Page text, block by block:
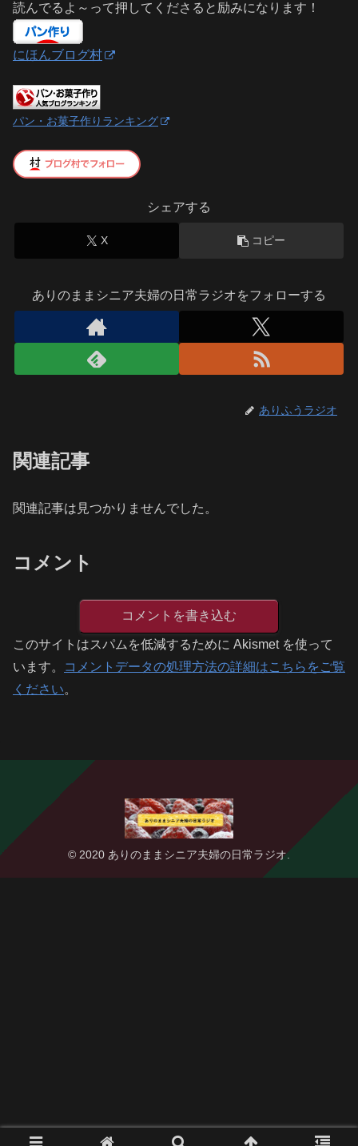
読んでるよ～って押してくださると励みになります！
にほんブログ村
パン・お菓子作りランキング
シェアする
X コピー
ありのままシニア夫婦の日常ラジオをフォローする
ありふうラジオ
関連記事
関連記事は見つかりませんでした。
コメント
コメントを書き込む
このサイトはスパムを低減するために Akismet を使って
います。
コメントデータの処理方法の詳細はこちらをご覧
ください。
© 2020 ありのままシニア夫婦の日常ラジオ.